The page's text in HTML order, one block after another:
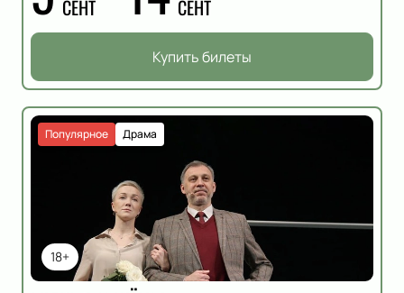
СЕНТ СЕНТ
Купить билеты
18+
Драма
Популярное